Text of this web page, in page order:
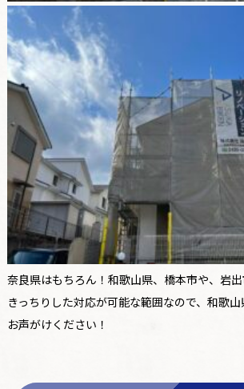
奈良県はもちろん！和歌山県、橋本市や、岩出
きっちりした対応が可能な範囲なので、和歌
お声がけください！